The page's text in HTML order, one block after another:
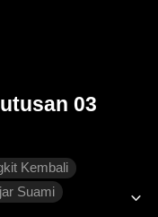
03
Kembali
Suami